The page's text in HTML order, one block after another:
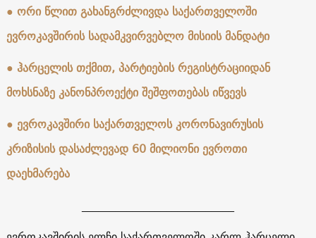
● ორი წლით გახანგრძლივდა საქართველოში
ევროკავშირის სადამკვირვებლო მისიის მანდატი
● ჰარცელის თქმით, პარტიების რეგისტრაციიდან
მოხსნაზე კანონპროექტი შეშფოთებას იწვევს
● ევროკავშირი საქართველოს კორონავირუსის
კრიზისის დასაძლევად 60 მილიონი ევროთი
დაეხმარება